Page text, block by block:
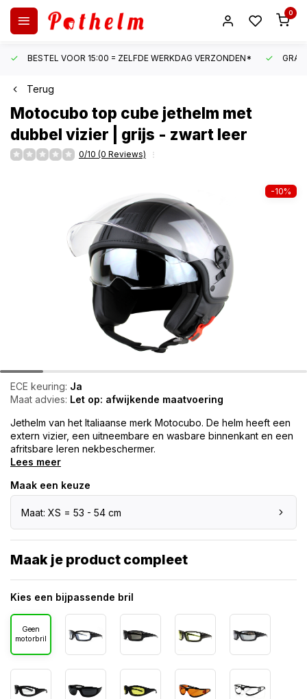
0
BESTEL VOOR 15:00 = ZELFDE WERKDAG VERZONDEN*
Terug
Motocubo top cube jethelm met
dubbel vizier | grijs - zwart leer
0/10 (0 Reviews)
-10%
ECE keuring: Ja
Maat advies: Let op: afwijkende maatvoering
Jethelm van het Italiaanse merk Motocubo. De helm heeft een
extern vizier, een uitneembare en wasbare binnenkant en een
afritsbare leren nekbeschermer.
Lees meer
Maak een keuze
Maat: XS = 53 - 54 cm
Maak je product compleet
Kies een bijpassende bril
Geen
motorbril